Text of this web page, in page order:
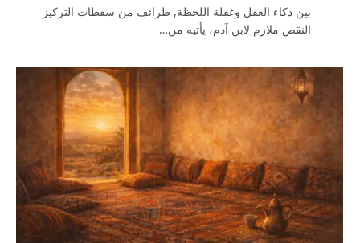
بين ذكاء العقل وغفلة اللحظة, طرائف من سقطات التركيز
النقص ملازم لابن آدم، يأتيه من…